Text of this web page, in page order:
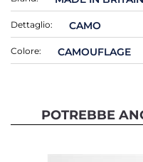
Dettaglio: CAMO
Colore: CAMOUFLAGE
POTREBBE